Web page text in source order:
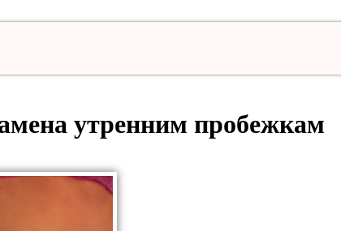
утренним пробежкам